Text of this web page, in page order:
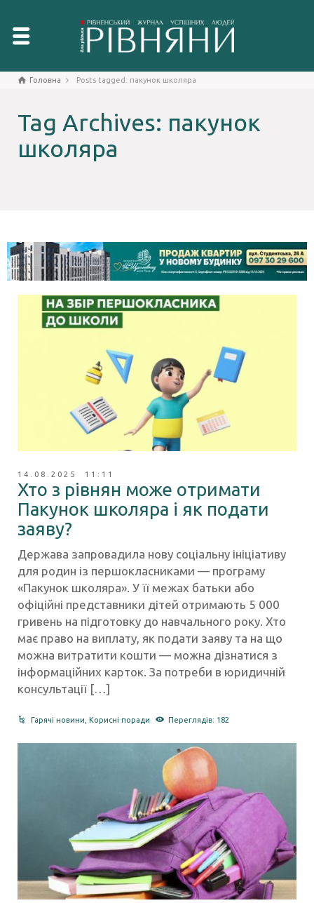
Головна Posts tagged: пакунок школяра
Tag Archives: пакунок
школяра
14.08.2025 11:11
Хто з рівнян може отримати
Пакунок школяра і як подати
заяву?
Держава запровадила нову соціальну ініціативу
для родин із першокласниками — програму
«Пакунок школяра». У її межах батьки або
офіційні представники дітей отримають 5 000
гривень на підготовку до навчального року. Хто
має право на виплату, як подати заяву та на що
можна витратити кошти — можна дізнатися з
інформаційних карток. За потреби в юридичній
консультації […]
Гарячі новини Корисні поради Переглядів: 182